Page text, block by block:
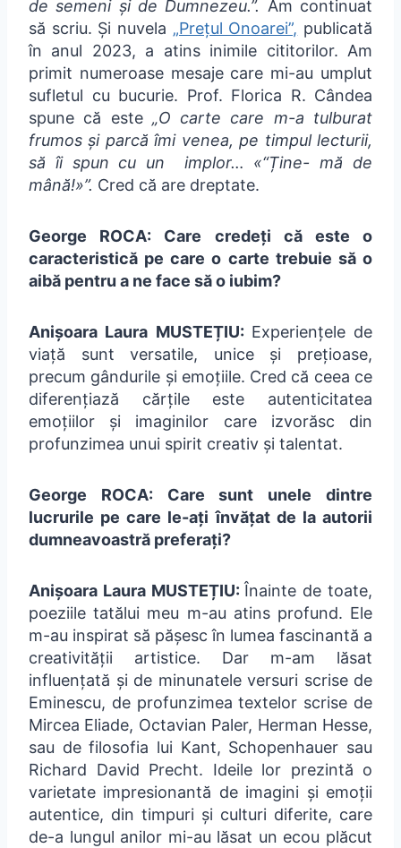
de semeni și de Dumnezeu.”. Am continuat
să scriu. Și nuvela „Prețul Onoarei”, publicată
în anul 2023, a atins inimile cititorilor. Am
primit numeroase mesaje care mi-au umplut
sufletul cu bucurie. Prof. Florica R. Cândea
spune că este „O carte care m-a tulburat
frumos și parcă îmi venea, pe timpul lecturii,
să îi spun cu un implor… «“Ține- mă de
mână!»”. Cred că are dreptate.
George ROCA: Care credeți că este o
caracteristică pe care o carte trebuie să o
aibă pentru a ne face să o iubim?
Anișoara Laura MUSTEȚIU: Experiențele de
viață sunt versatile, unice și prețioase,
precum gândurile și emoțiile. Cred că ceea ce
diferențiază cărțile este autenticitatea
emoțiilor și imaginilor care izvorăsc din
profunzimea unui spirit creativ și talentat.
George ROCA: Care sunt unele dintre
lucrurile pe care le-ați învățat de la autorii
dumneavoastră preferați?
Anișoara Laura MUSTEȚIU: Înainte de toate,
poeziile tatălui meu m-au atins profund. Ele
m-au inspirat să pășesc în lumea fascinantă a
creativității artistice. Dar m-am lăsat
influențată și de minunatele versuri scrise de
Eminescu, de profunzimea textelor scrise de
Mircea Eliade, Octavian Paler, Herman Hesse,
sau de filosofia lui Kant, Schopenhauer sau
Richard David Precht. Ideile lor prezintă o
varietate impresionantă de imagini și emoții
autentice, din timpuri și culturi diferite, care
de-a lungul anilor mi-au lăsat un ecou plăcut